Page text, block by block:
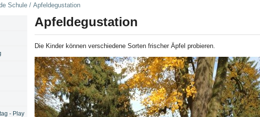
Schule / Apfeldegustation
Apfeldegustation
Die Kinder können verschiedene Sorten frischer Äpfel probieren.
- Play